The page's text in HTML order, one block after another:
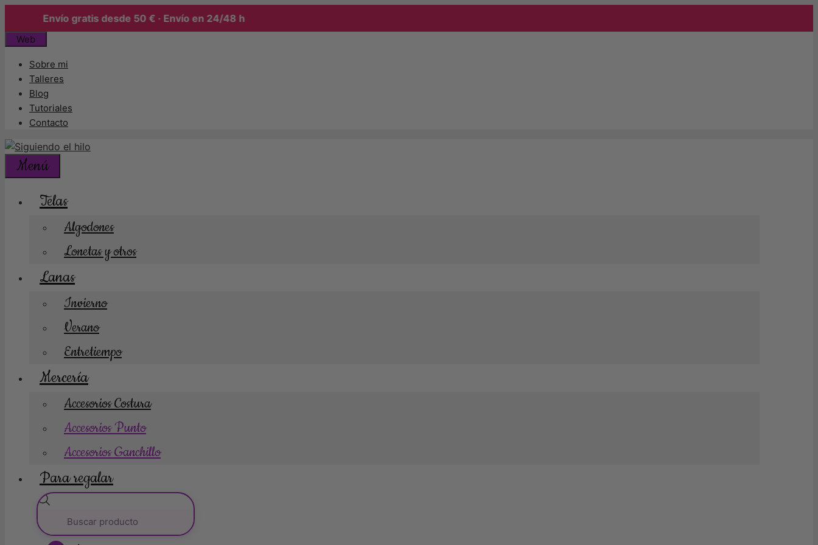
Envío gratis desde 50 € · Envío en 24/48 h
Saltar
contenido
Web
Sobre mi
Talleres
Blog
Tutoriales
Contacto
Menú
Telas
Algodones
Lonetas y otros
Lanas
Invierno
Verano
Entretiempo
Mercería
Accesorios Costura
Accesorios Punto
Accesorios Ganchillo
Para regalar